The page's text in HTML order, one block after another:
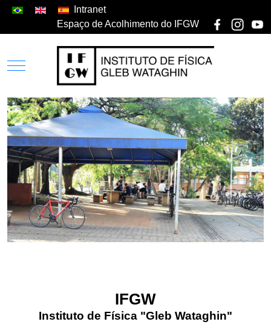
Intranet
Espaço de Acolhimento do IFGW
IFGW
Instituto de Física "Gleb Wataghin"